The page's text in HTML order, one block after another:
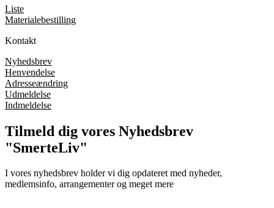
Liste
Materialebestilling
Kontakt
Nyhedsbrev
Henvendelse
Adresseændring
Udmeldelse
Indmeldelse
Tilmeld dig vores Nyhedsbrev
"SmerteLiv"
I vores nyhedsbrev holder vi dig opdateret med nyheder,
medlemsinfo, arrangementer og meget mere